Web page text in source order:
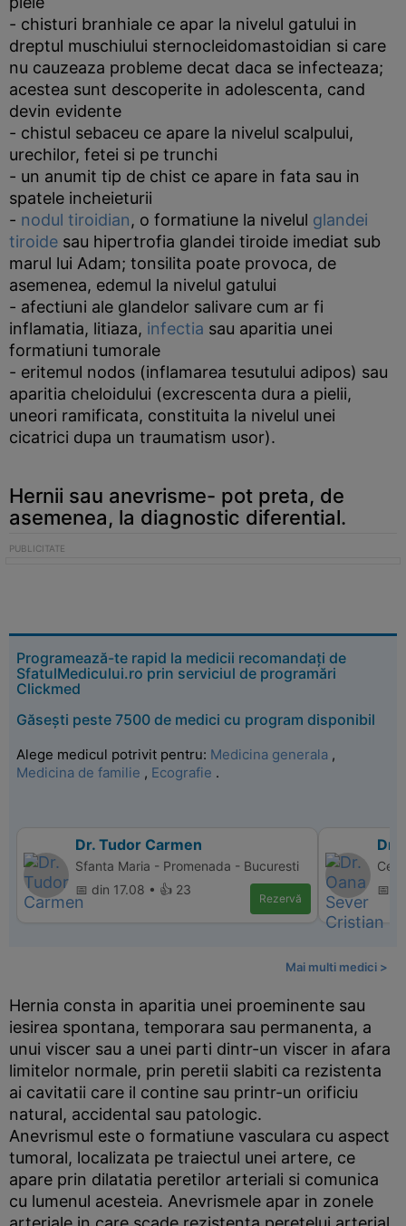
- chisturi branhiale ce apar la nivelul gatului in
dreptul muschiului sternocleidomastoidian si care
nu cauzeaza probleme decat daca se infecteaza;
acestea sunt descoperite in adolescenta, cand
devin evidente
- chistul sebaceu ce apare la nivelul scalpului,
urechilor, fetei si pe trunchi
- un anumit tip de chist ce apare in fata sau in
spatele incheieturii
- nodul tiroidian, o formatiune la nivelul glandei
tiroide sau hipertrofia glandei tiroide imediat sub
marul lui Adam; tonsilita poate provoca, de
asemenea, edemul la nivelul gatului
- afectiuni ale glandelor salivare cum ar fi
inflamatia, litiaza, infectia sau aparitia unei
formatiuni tumorale
- eritemul nodos (inflamarea tesutului adipos) sau
aparitia cheloidului (excrescenta dura a pielii,
uneori ramificata, constituita la nivelul unei
cicatrici dupa un traumatism usor).
Hernii sau anevrisme- pot preta, de
asemenea, la diagnostic diferential.
Programează-te rapid la medicii recomandați de
SfatulMedicului.ro prin serviciul de programări
Clickmed
Găsești peste 7500 de medici cu program disponibil
Alege medicul potrivit pentru: Medicina generala ,
Medicina de familie , Ecografie .
Dr. Tudor Carmen
Sfanta Maria - Promenada - Bucuresti
📅 din 17.08 • 👍 23
Rezervă
Dr.
📅
Mai multi medici >
Hernia consta in aparitia unei proeminente sau
iesirea spontana, temporara sau permanenta, a
unui viscer sau a unei parti dintr-un viscer in afara
limitelor normale, prin peretii slabiti ca rezistenta
ai cavitatii care il contine sau printr-un orificiu
natural, accidental sau patologic.
Anevrismul este o formatiune vasculara cu aspect
tumoral, localizata pe traiectul unei artere, ce
apare prin dilatatia peretilor arteriali si comunica
cu lumenul acesteia. Anevrismele apar in zonele